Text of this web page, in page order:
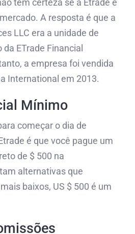
têm certeza se a Etrade é
A resposta é que a
LLC era a unidade de
ETrade Financial
a empresa foi vendida
International em 2013.
Mínimo
começar o dia de
é que você pague um
de $ 500 na
alternativas que
baixos, US $ 500 é um